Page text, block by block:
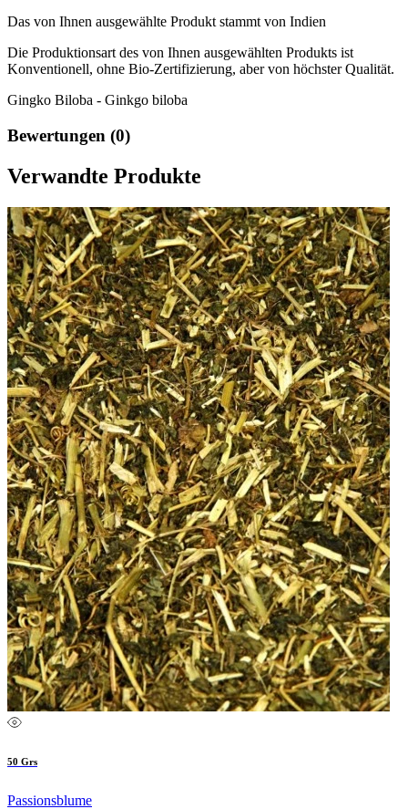
Das von Ihnen ausgewählte Produkt stammt von Indien
Die Produktionsart des von Ihnen ausgewählten Produkts ist
Konventionell, ohne Bio-Zertifizierung, aber von höchster Qualität.
Gingko Biloba - Ginkgo biloba
Bewertungen (0)
Verwandte Produkte
50 Grs
Passionsblume